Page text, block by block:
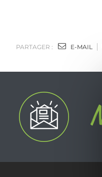
PARTAGER : E-MAIL